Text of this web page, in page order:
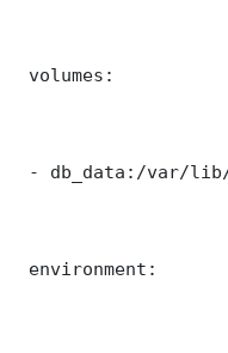
volumes:
- db_data:/var/
environment: